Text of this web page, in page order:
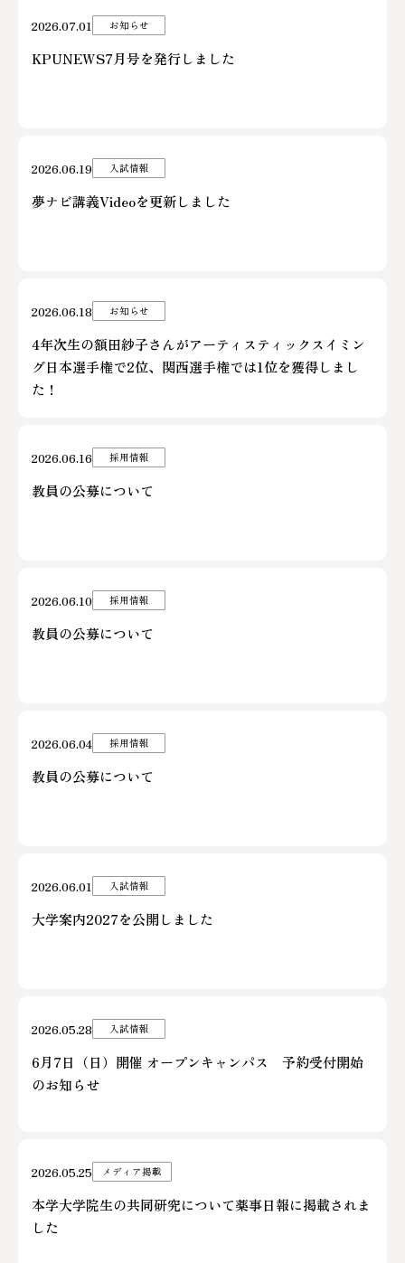
2026.07.01 お知らせ
KPUNEWS7月号を発行しました
2026.06.19 入試情報
夢ナビ講義Videoを更新しました
2026.06.18 お知らせ
4年次生の額田紗子さんがアーティスティックスイミン
グ日本選手権で2位、関西選手権では1位を獲得しまし
た！
2026.06.16 採用情報
教員の公募について
2026.06.10 採用情報
教員の公募について
2026.06.04 採用情報
教員の公募について
2026.06.01 入試情報
大学案内2027を公開しました
2026.05.28 入試情報
6月7日（日）開催 オープンキャンパス 予約受付開始
のお知らせ
2026.05.25 メディア掲載
本学大学院生の共同研究について薬事日報に掲載されま
した